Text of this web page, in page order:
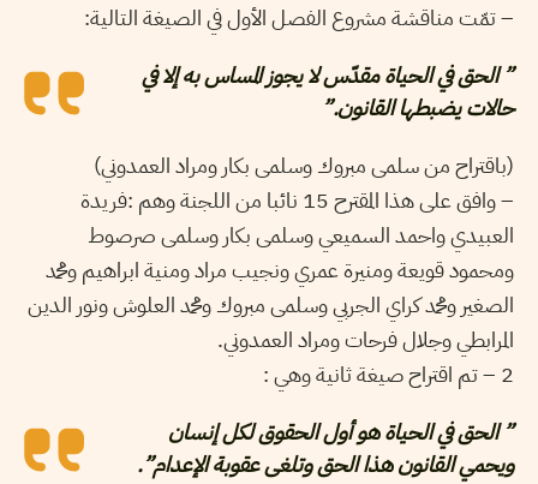
– تمّت مناقشة مشروع الفصل الأول في الصيغة التالية:
” الحق في الحياة مقدّس لا يجوز المساس به إلا في
حالات يضبطها القانون.”
(باقتراح من سلمى مبروك وسلمى بكار ومراد العمدوني)
– وافق على هذا المقترح 15 نائبا من اللجنة وهم :فريدة
العبيدي واحمد السميعي وسلمى بكار وسلمى صرصوط
ومحمود قويعة ومنيرة عمري ونجيب مراد ومنية ابراهيم ومحمد
الصغير ومحمد كراي الجربي وسلمى مبروك ومحمد العلوش ونور الدين
المرابطي وجلال فرحات ومراد العمدوني.
2 – تم اقتراح صيغة ثانية وهي :
” الحق في الحياة هو أول الحقوق لكل إنسان
ويحمي القانون هذا الحق وتلغى عقوبة الإعدام”.